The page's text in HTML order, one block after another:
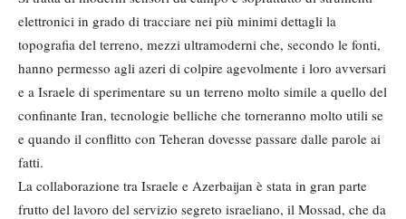
elettronici in grado di tracciare nei più minimi dettagli la
topografia del terreno, mezzi ultramoderni che, secondo le fonti,
hanno permesso agli azeri di colpire agevolmente i loro avversari
e a Israele di sperimentare su un terreno molto simile a quello del
confinante Iran, tecnologie belliche che torneranno molto utili se
e quando il conflitto con Teheran dovesse passare dalle parole ai
fatti.
La collaborazione tra Israele e Azerbaijan è stata in gran parte
frutto del lavoro del servizio segreto israeliano, il Mossad, che da